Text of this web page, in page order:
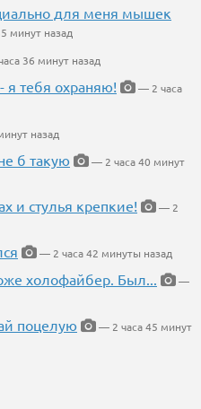
для меня мышек
минут назад
36 минут назад
я тебя охраняю!
— 2 часа
назад
б такую
— 2 часа 40 минут
и стулья крепкие!
— 2
— 2 часа 42 минуты назад
холофайбер. Был...
—
поцелую
— 2 часа 45 минут